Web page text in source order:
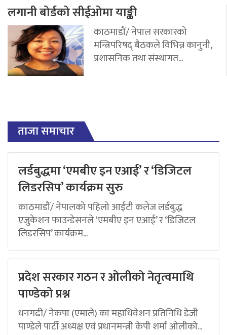
लगानी बोर्डको सीईओमा याङ्की
काठमाडौं/ नेपाल सरकारको
मन्त्रिपरिषद् बैठकले विभिन्न कानुनी,
प्रशासनिक तथा संस्थागत...
ताजा समाचार
लर्डबुद्धमा ‘एमबीए इन एआई’ र ‘डिजिटल
लिडरसिप’ कार्यक्रम सुरु
काठमाडौं/ नेपालको पहिलो आईटी कलेज लर्डबुद्ध
एजुकेशन फाउन्डेसनले ‘एमबीए इन एआई’ र ‘डिजिटल
लिडरसिप’ कार्यक्रम...
प्रदेश सरकार गठन र ओलीको नेतृत्वमाथि
पाण्डेको प्रश्न
धनगढी/ नेकपा (एमाले) का महाधिवेशन प्रतिनिधि डेजी
पाण्डेले पार्टी अध्यक्ष एवं प्रधानमन्त्री केपी शर्मा ओलीको...